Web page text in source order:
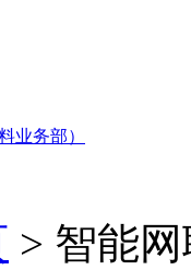
> 智能